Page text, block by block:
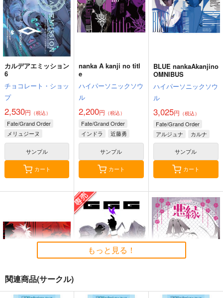
カルデアエミッション
6
チョコレート・ショッ
プ
2,530円 （税込）
Fate/Grand Order
メリュジーヌ
サンプル
カート
nanka A kanji no titl
e
ハイパーソニックソウ
ル
2,200円 （税込）
Fate/Grand Order
インドラ
近藤勇
サンプル
カート
BLUE nankaAkanjino
OMNIBUS
ハイパーソニックソウ
ル
3,025円 （税込）
Fate/Grand Order
アルジュナ
カルナ
サンプル
カート
もっと見る！
関連商品(サークル)